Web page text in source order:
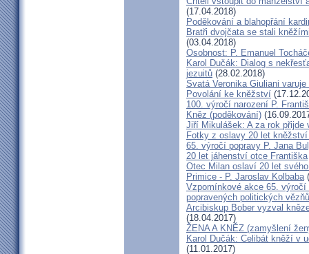
(17.04.2018)
Poděkování a blahopřání
Bratři dvojčata se stali
(03.04.2018)
Osobnost: P. Emanuel
Karol Dučák: Dialog s
jezuitů (28.02.2018)
Svatá Veronika Giuliani
Povolání ke kněžství
100. výročí narození P.
Kněz (poděkování)
Jiří Mikulášek: A za rok
Fotky z oslavy 20 let
65. výročí popravy P. Jana
20 let jáhenství otce Františka
Otec Milan oslaví 20 let
Primice - P. Jaroslav Kolbaba
Vzpomínkové akce 65.
popravených politických vězňů
Arcibiskup Bober vyzval
(18.04.2017)
ŽENA A KNĚZ (zamyšlení
Karol Dučák: Celibát kněží v
(11.01.2017)